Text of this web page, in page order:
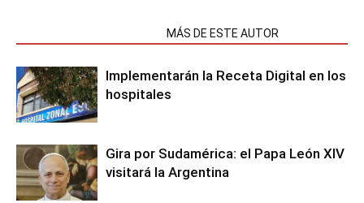
MÁS DE ESTE AUTOR
Implementarán la Receta Digital en los
hospitales
Gira por Sudamérica: el Papa León XIV
visitará la Argentina